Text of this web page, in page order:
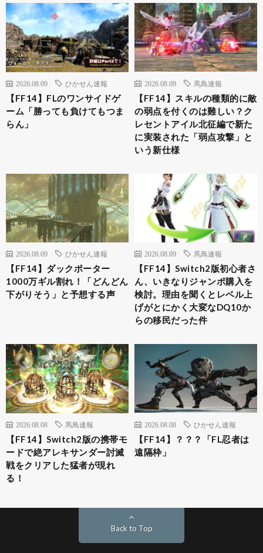
2026.08.09 ひかせん速報
【FF14】FLのワンサイドゲ
ーム「勝っても負けてもつま
らん」
2026.08.09 馬鳥速報
【FF14】スキルの種類的に敵
の弱点を付くのは難しい？ク
レセントアイル北征編で新た
に実装された「弱点攻撃」と
いう新仕様
2026.08.09 ひかせん速報
【FF14】ダックポーター
1000万ギル割れ！「どんどん
下がりそう」と予想する声
2026.08.09 馬鳥速報
【FF14】Switch2版初心者さ
ん、いきなりジャンポ購入を
検討。理由を聞くとレベル上
げがとにかく大変なDQ10か
らの移民だった件
2026.08.08 馬鳥速報
【FF14】Switch2版の携帯モ
ードで絶アレキサンダー討滅
戦をクリアした猛者が現れ
る！
2026.08.08 ひかせん速報
【FF14】？？？「FL忍者は
遠隔枠」
Back to Top